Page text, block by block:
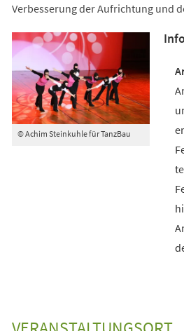
Verbesserung der Aufrichtung und
© Achim Steinkuhle für TanzBau